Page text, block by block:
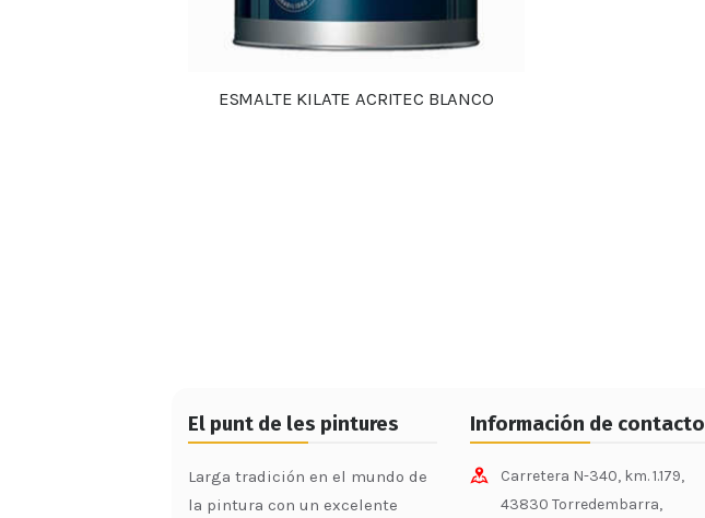
ESMALTE KILATE ACRITEC BLANCO
El punt de les pintures
Larga tradición en el mundo de
la pintura con un excelente
Información de contacto
Carretera N-340, km. 1.179,
43830 Torredembarra,